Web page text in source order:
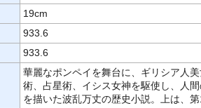
19cm
933.6
933.6
華麗なポンペイを舞台に、ギリシア人
術、占星術、イシス女神を駆使し、人
を描いた波乱万丈の歴史小説。上は、